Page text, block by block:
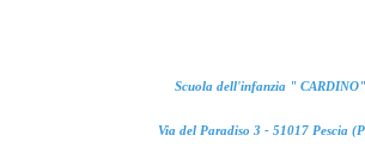
Scuola dell'infanzia " CARDINO"
Via del Paradiso 3 - 51017 Pescia